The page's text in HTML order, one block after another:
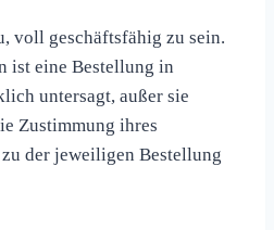
voll geschäftsfähig zu sein.
ist eine Bestellung in
untersagt, außer sie
Zustimmung ihres
der jeweiligen Bestellung